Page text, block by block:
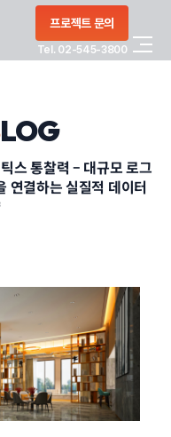
프로젝트 문의
Tel. 02-545-3800
LOG
스 통찰력 – 대규모 로그
연결하는 실질적 데이터